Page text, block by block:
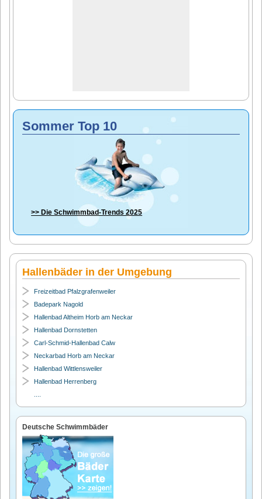
Sommer Top 10
>> DieSchwimmbad-Trends 2025
Hallenbäder in der Umgebung
Freizeitbad Pfalzgrafenweiler
Badepark Nagold
Hallenbad Altheim Horb am Neckar
Hallenbad Dornstetten
Carl-Schmid-Hallenbad Calw
Neckarbad Horb am Neckar
Hallenbad Wittlensweiler
Hallenbad Herrenberg
Deutsche Schwimmbäder